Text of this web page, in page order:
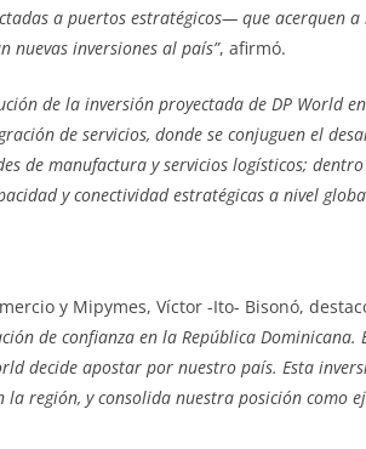
a puertos estratégicos— que acerquen a
nuevas inversiones al país”, afirmó.
de la inversión proyectada de DP World
de servicios, donde se conjuguen el
de manufactura y servicios logísticos;
y conectividad estratégicas a nivel
y Mipymes, Víctor -Ito- Bisonó,
de confianza en la República Dominicana.
decide apostar por nuestro país. Esta
región, y consolida nuestra posición como